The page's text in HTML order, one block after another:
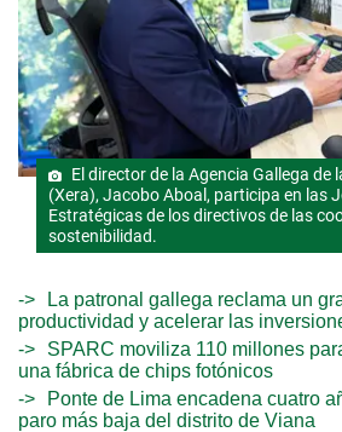
El director de la Agencia Gallega de
(Xera), Jacobo Aboal, participa en las
Estratégicas de los directivos de las
sostenibilidad.
La patronal gallega reclama un
productividad y acelerar las
SPARC moviliza 110 millones
una fábrica de chips fotónicos
Ponte de Lima encadena cuatro
paro más baja del distrito de Viana